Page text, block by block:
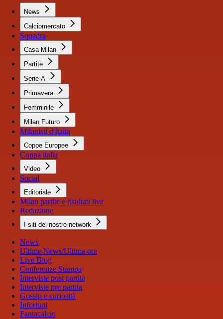
News
Calciomercato
Squadra
Casa Milan
Partite
Serie A
Primavera
Femminile
Milan Futuro
Milanisti d'Italia
Coppe Europee
Coppa italia
Video
Social
Editoriale
Milan partite e risultati live
Redazione
I siti del nostro network
News
Ultime News/Ultima ora
Live Blog
Conferenze Stampa
Interviste post partita
Interviste pre partita
Gossip e curiosità
Infortuni
Fantacalcio